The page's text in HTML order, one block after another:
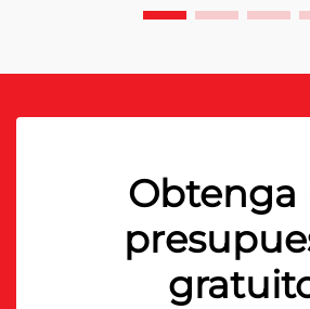
Obtenga